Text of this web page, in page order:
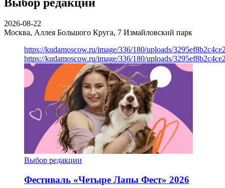
2026-08-22
Москва, Аллея Большого Круга, 7 Измайловский парк
https://kudamoscow.ru/image/336/180/uploads/
https://kudamoscow.ru/image/336/180/uploads/
Выбор редакции
Фестиваль «Четыре Лапы Фест» 2026